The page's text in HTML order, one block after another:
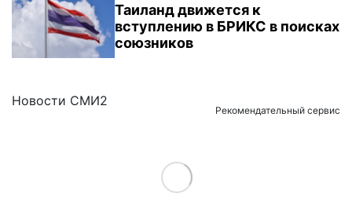
Таиланд движется к
вступлению в БРИКС в поисках
союзников
Новости СМИ2
Рекомендательный сервис
Load More